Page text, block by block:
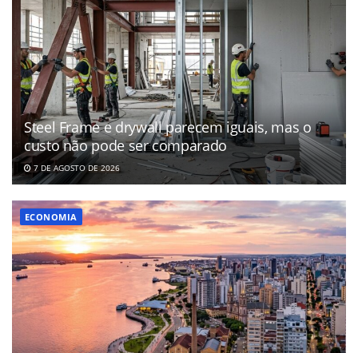
Steel Frame e drywall parecem iguais, mas o
custo não pode ser comparado
7 DE AGOSTO DE 2026
ECONOMIA